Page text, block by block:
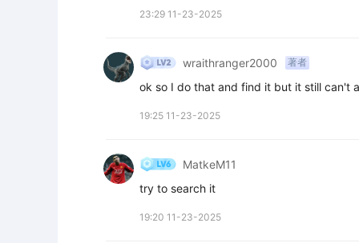
23:29 11-23-2025
wraithranger2000 著者
ok so I do that and find it but it still can't
19:25 11-23-2025
MatkeM11
try to search it
19:20 11-23-2025